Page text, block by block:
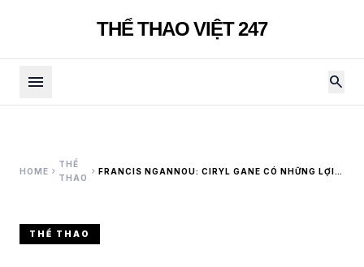
THỂ THAO VIỆT 247
menu search
HOME chevron_right
THỂ
THAO
chevron_rightFRANCIS NGANNOU: CIRYL GANE CÓ NHỮNG LỢI
THỂ THAO